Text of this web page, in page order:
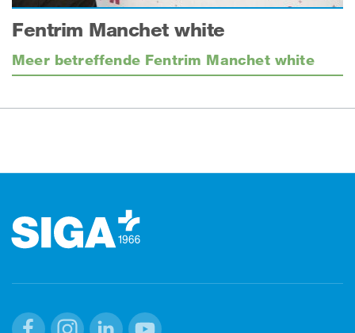
Fentrim Manchet white
Meer betreffende Fentrim Manchet white